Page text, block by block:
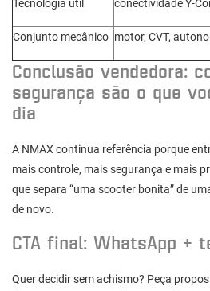
Tecnologia útil conectividade Y-
Conjunto mecânico motor, CVT,
Conclusão vendedora:
segurança são o que
dia
A NMAX continua referência porque
mais controle, mais segurança e mais
que separa “uma scooter bonita” de
de novo.
CTA final: WhatsApp +
Quer decidir sem achismo? Peça